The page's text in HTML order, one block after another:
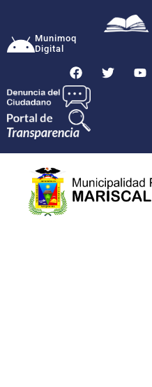
Munimoq
Digital